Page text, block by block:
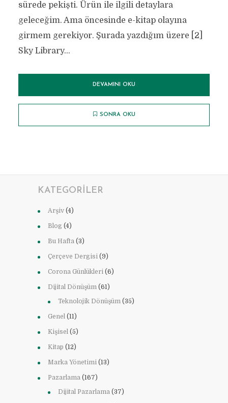
sürede pekişti. Ürün ile ilgili detaylara
geleceğim. Ama öncesinde e-kitap olayına
girmem gerekiyor. Şurada yazdığım üzere [2]
Sky Library...
DEVAMINI OKU
SONRA OKU
KATEGORILER
Arşiv (4)
Blog (4)
Bu Hafta (3)
Çerçeve Dergisi (9)
Corona Günlükleri (6)
Dijital Dönüşüm (61)
Teknolojik Dönüşüm (35)
Genel (11)
Kişisel (5)
Kitap (12)
Marka Yönetimi (13)
Pazarlama (167)
Dijital Pazarlama (37)